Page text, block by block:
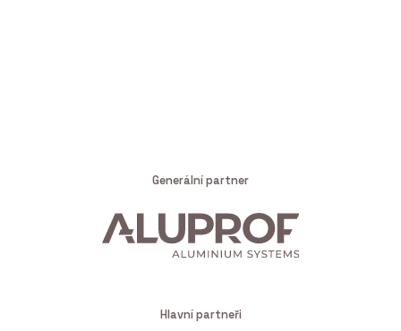
Generální partner
Hlavní partneři